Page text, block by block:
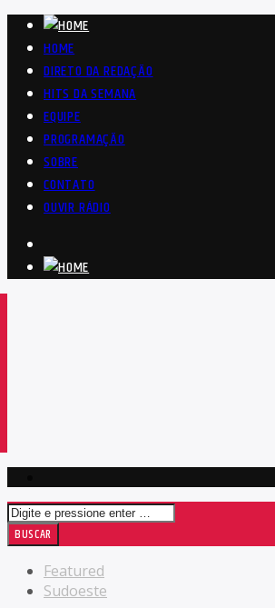
HOME
DIRETO DA REDAÇÃO
HITS DA SEMANA
EQUIPE
PROGRAMAÇÃO
SOBRE
CONTATO
OUVIR RÁDIO
Featured
Sudoeste